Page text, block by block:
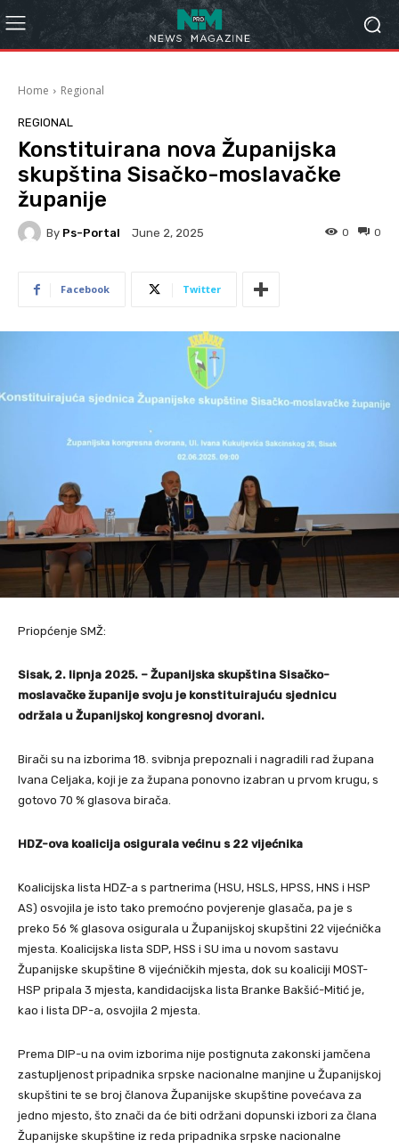
Home Regional
REGIONAL
Konstituirana nova Županijska
skupština Sisačko-moslavačke
županije
By Ps-Portal June 2, 2025 0
0
Facebook Twitter
Priopćenje SMŽ:
Sisak, 2. lipnja 2025. – Županijska skupština Sisačko-
moslavačke županije svoju je konstituirajuću sjednicu
održala u Županijskoj kongresnoj dvorani.
Birači su na izborima 18. svibnja prepoznali i nagradili rad župana
Ivana Celjaka, koji je za župana ponovno izabran u prvom krugu, s
gotovo 70 % glasova birača.
HDZ-ova koalicija osigurala većinu s 22 vijećnika
Koalicijska lista HDZ-a s partnerima (HSU, HSLS, HPSS, HNS i HSP
AS) osvojila je isto tako premoćno povjerenje glasača, pa je s
preko 56 % glasova osigurala u Županijskoj skupštini 22 vijećnička
mjesta. Koalicijska lista SDP, HSS i SU ima u novom sastavu
Županijske skupštine 8 vijećničkih mjesta, dok su koaliciji MOST-
HSP pripala 3 mjesta, kandidacijska lista Branke Bakšić-Mitić je,
kao i lista DP-a, osvojila 2 mjesta.
Prema DIP-u na ovim izborima nije postignuta zakonski jamčena
zastupljenost pripadnika srpske nacionalne manjine u Županijskoj
skupštini te se broj članova Županijske skupštine povećava za
jedno mjesto, što znači da će biti održani dopunski izbori za člana
Županijske skupštine iz reda pripadnika srpske nacionalne